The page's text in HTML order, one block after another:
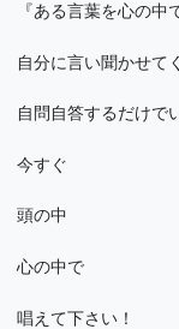
『ある言葉を心の中
自分に言い聞かせて
自問自答するだけで
今すぐ
頭の中
心の中で
唱えて下さい！